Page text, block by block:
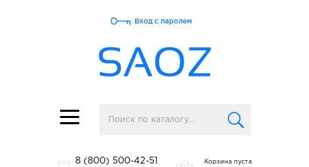
Toggle
navigation
Вход с паролем
8 (800) 500-42-51
Корзина пуста